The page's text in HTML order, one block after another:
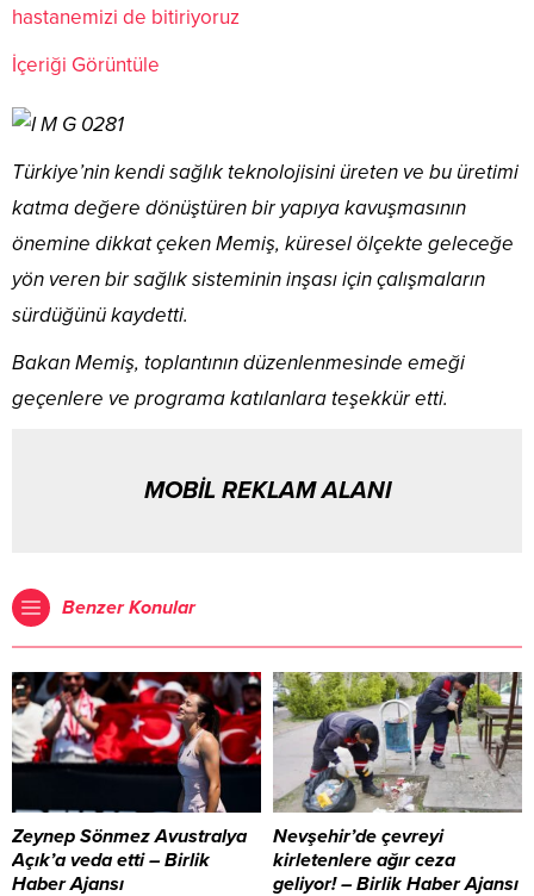
hastanemizi de bitiriyoruz
İçeriği Görüntüle
Türkiye’nin kendi sağlık teknolojisini üreten ve bu üretimi
katma değere dönüştüren bir yapıya kavuşmasının
önemine dikkat çeken Memiş, küresel ölçekte geleceğe
yön veren bir sağlık sisteminin inşası için çalışmaların
sürdüğünü kaydetti.
Bakan Memiş, toplantının düzenlenmesinde emeği
geçenlere ve programa katılanlara teşekkür etti.
MOBİL REKLAM ALANI
Benzer Konular
Zeynep Sönmez Avustralya
Açık’a veda etti – Birlik
Haber Ajansı
Nevşehir’de çevreyi
kirletenlere ağır ceza
geliyor! – Birlik Haber Ajansı